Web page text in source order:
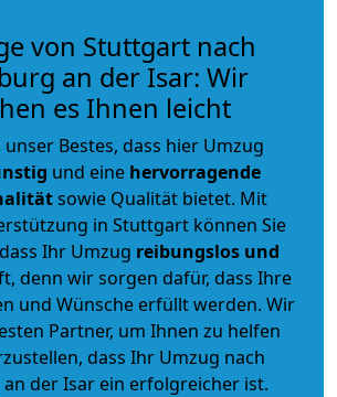
von Stuttgart nach
an der Isar: Wir
es Ihnen leicht
Bestes, dass hier Umzug
und eine hervorragende
sowie Qualität bietet. Mit
in Stuttgart können Sie
Ihr Umzug reibungslos und
denn wir sorgen dafür, dass Ihre
und Wünsche erfüllt werden. Wir
Partner, um Ihnen zu helfen
dass Ihr Umzug nach
der Isar ein erfolgreicher ist.